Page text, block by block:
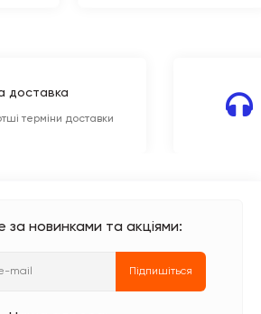
доставка
терміни доставки
за новинками та акціями:
Підпишіться